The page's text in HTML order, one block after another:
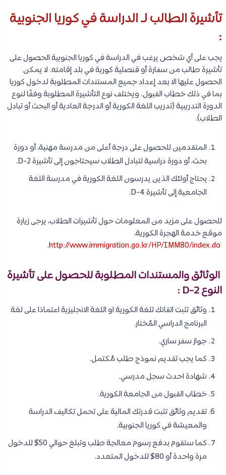
تأشيرة الطالب لـ الدراسة في كوريا الجنوبية
:
يجب على أي شخص يرغب في الدراسة في كوريا الجنوبية الحصول على
تأشيرة طالب من سفارة أو قنصلية كورية في بلد إقامته. لا يمكن
الحصول عليها الا بعد إعداد جميع المستندات المطلوبة لدخول كوريا
بما في ذلك خطاب القبول. ويختلف نوع التأشيرة المطلوبة وفقًا لنوع
الدورة التدريبية (تدريب اللغة الكورية أو الدرجة العادية أو البحث أو تبادل
الطلاب).
المتقدمين للحصول على درجة أعلى من مدرسة مهنية، أو دورة
بحث، أو دورة دراسية لتبادل الطلاب سيحتاجون إلى تأشيرة D-2.
يحتاج أولئك الذين يدرسون اللغة الكورية في مدرسة اللغة
الجامعية إلى تأشيرة D-4.
للحصول على مزيد من المعلومات حول تأشيرات الطلاب، يرجى زيارة
موقع خدمة الهجرة الكورية،
http://www.immigration.go.kr/HP/IMM80/index.do
.
الوثائق والمستندات المطلوبة للحصول على تأشيرة
النوع D-2 :
وثائق تثبت اتقانك للغة الكورية او اللغة الانجليزية اعتمادَا على لغة
البرنامج الدراسي المُختار.
جواز سفر ساري.
كما يجب تقديم نموذج طلب مُكتمل.
شهادة احدث سجل مدرسي.
خطاب القبول من الجامعة الكورية.
تقديم وثائق تثبت قدرتك المالية على تحمل تكاليف الدراسة
والمعيشة في كوريا الجنوبية.
كما ستقوم بدفع رسوم معالجة طلب وتبلغ حوالي 50$ للدخول
مرة واحدة أو 80$ للدخول المتعدد.